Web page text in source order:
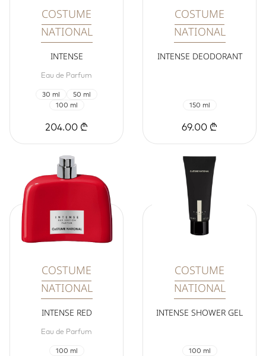
COSTUME
NATIONAL
INTENSE
Eau de Parfum
30 ml
50 ml
100 ml
204.00 ₾
COSTUME
NATIONAL
INTENSE DEODORANT
150 ml
69.00 ₾
COSTUME
NATIONAL
INTENSE RED
Eau de Parfum
100 ml
COSTUME
NATIONAL
INTENSE SHOWER GEL
100 ml